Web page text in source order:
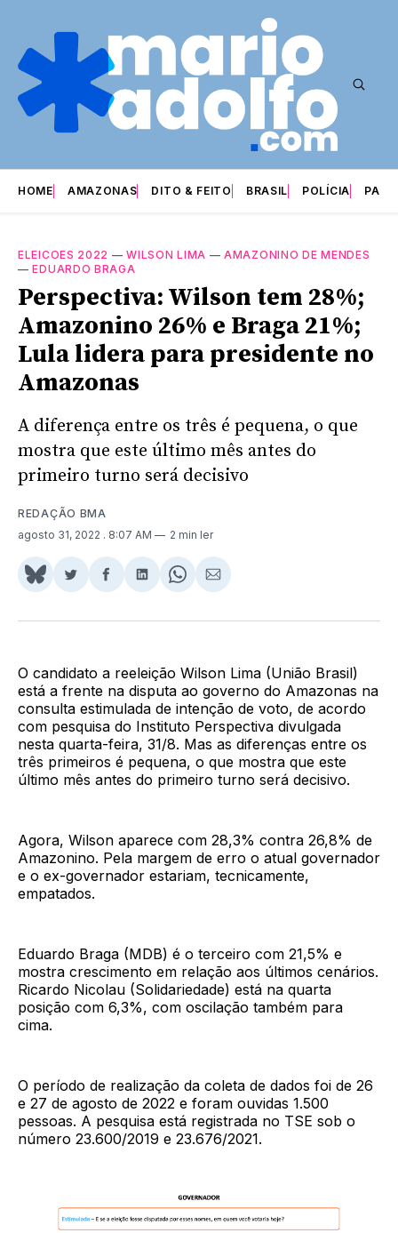
HOME AMAZONAS DITO & FEITO BRASIL POLÍCIA
ELEICOES 2022 —WILSON LIMA —AMAZONINO DE MENDES
—EDUARDO BRAGA
Perspectiva: Wilson tem 28%;
Amazonino 26% e Braga 21%;
Lula lidera para presidente no
Amazonas
A diferença entre os três é pequena, o que
mostra que este último mês antes do
primeiro turno será decisivo
REDAÇÃO BMA
agosto 31, 2022 . 8:07 AM 2 min ler
Share
BlueSky
Compartilhar
Twitter
Compartilhar
Facebook
Compartilhar
LinkedIn
Share
WhatsApp
Compartilhar
Email
O candidato a reeleição Wilson Lima (União Brasil)
está a frente na disputa ao governo do Amazonas na
consulta estimulada de intenção de voto, de acordo
com pesquisa do Instituto Perspectiva divulgada
nesta quarta-feira, 31/8. Mas as diferenças entre os
três primeiros é pequena, o que mostra que este
último mês antes do primeiro turno será decisivo.
Agora, Wilson aparece com 28,3% contra 26,8% de
Amazonino. Pela margem de erro o atual governador
e o ex-governador estariam, tecnicamente,
empatados.
Eduardo Braga (MDB) é o terceiro com 21,5% e
mostra crescimento em relação aos últimos cenários.
Ricardo Nicolau (Solidariedade) está na quarta
posição com 6,3%, com oscilação também para
cima.
O período de realização da coleta de dados foi de 26
e 27 de agosto de 2022 e foram ouvidas 1.500
pessoas. A pesquisa está registrada no TSE sob o
número 23.600/2019 e 23.676/2021.